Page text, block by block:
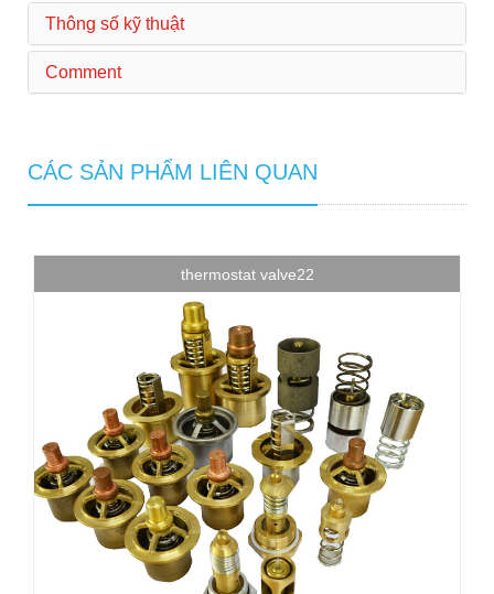
Thông số kỹ thuật
Comment
CÁC SẢN PHẨM LIÊN QUAN
thermostat valve22